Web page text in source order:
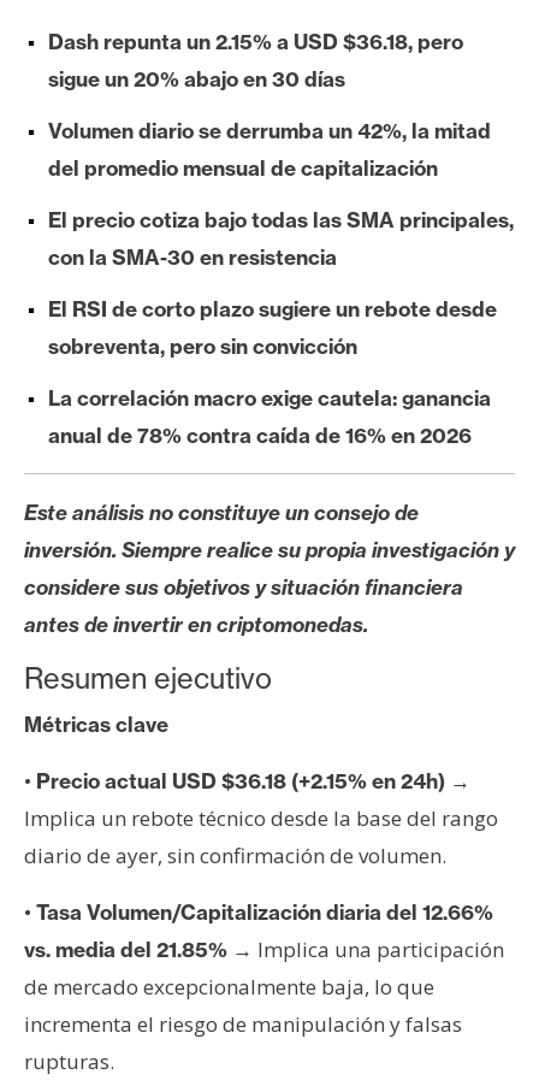
A
n
l
i
i
s
o
t
a
s
d
e
P
r
n
s
T
e
a
s
R
e
Dash repunta un 2.15% a USD $36.18, pero
sigue un 20% abajo en 30 días
Volumen diario se derrumba un 42%, la mitad
del promedio mensual de capitalización
El precio cotiza bajo todas las SMA principales,
con la SMA-30 en resistencia
El RSI de corto plazo sugiere un rebote desde
sobreventa, pero sin convicción
La correlación macro exige cautela: ganancia
anual de 78% contra caída de 16% en 2026
Este análisis no constituye un consejo de
inversión. Siempre realice su propia investigación y
considere sus objetivos y situación financiera
antes de invertir en criptomonedas.
Resumen ejecutivo
Métricas clave
• Precio actual USD $36.18 (+2.15% en 24h) →
Implica un rebote técnico desde la base del rango
diario de ayer, sin confirmación de volumen.
• Tasa Volumen/Capitalización diaria del 12.66%
vs. media del 21.85% → Implica una participación
de mercado excepcionalmente baja, lo que
incrementa el riesgo de manipulación y falsas
rupturas.